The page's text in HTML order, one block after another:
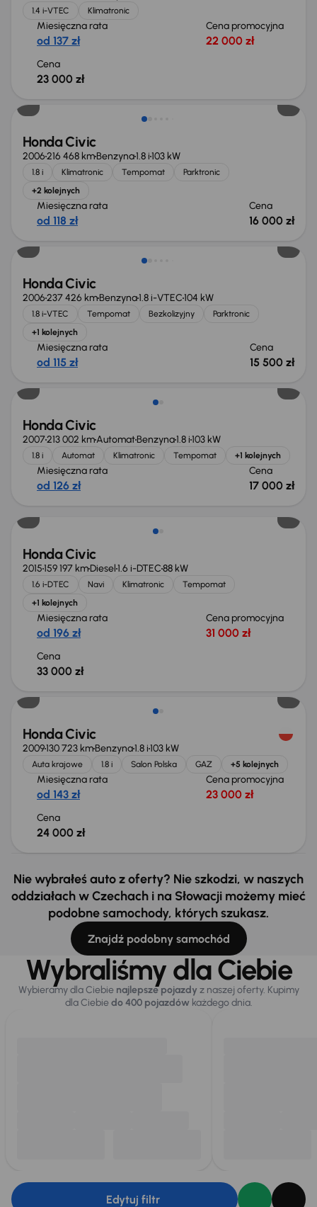
1.4 i-VTEC Klimatronic
Miesięczna rata
od 137 zł
Cena promocyjna
22 000 zł
Cena
23 000 zł
Honda Civic
2006216 468 kmBenzyna1.8 i103 kW
1.8 i Klimatronic Tempomat
Parktronic
+2 kolejnych
Miesięczna rata
od 118 zł
Cena
16 000 zł
Honda Civic
2006237 426 kmBenzyna1.8 i-VTEC104 kW
1.8 i-VTEC Tempomat Bezkolizyjny
Parktronic
+1 kolejnych
Miesięczna rata
od 115 zł
Cena
15 500 zł
Honda Civic
2007213 002 kmAutomatBenzyna1.8 i103 kW
1.8 i Automat Klimatronic Tempomat +1 kolejnych
Miesięczna rata
od 126 zł
Cena
17 000 zł
Honda Civic
2015159 197 kmDiesel1.6 i-DTEC88 kW
1.6 i-DTEC Navi Klimatronic
Tempomat
+1 kolejnych
Miesięczna rata
od 196 zł
Cena promocyjna
31 000 zł
Cena
33 000 zł
Honda Civic
2009130 723 kmBenzyna1.8 i103 kW
Auta krajowe 1.8 i Salon Polska GAZ +5 kolejnych
Miesięczna rata
od 143 zł
Cena promocyjna
23 000 zł
Cena
24 000 zł
Nie wybrałeś auto z oferty? Nie szkodzi, w naszych
oddziałach w Czechach i na Słowacji możemy mieć
podobne samochody, których szukasz.
Znajdź podobny samochód
Wybraliśmy dla Ciebie
Wybieramy dla Ciebie najlepsze pojazdy z naszej oferty. Kupimy
dla Ciebiedo 400 pojazdówkażdego dnia.
Edytuj filtr